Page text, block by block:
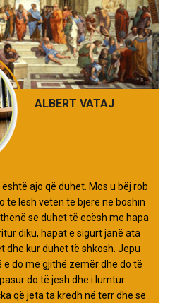
ALBERT VATAJ
ajo që duhet. Mos u bëj rob
të lësh veten të bjerë në boshin
se duhet të ecësh me hapa
diku, hapat e sigurt janë ata
dhe kur duhet të shkosh. Jepu
e do me gjithë zemër dhe do të
do të jesh dhe i lumtur.
që jeta ta kredh në terr dhe se